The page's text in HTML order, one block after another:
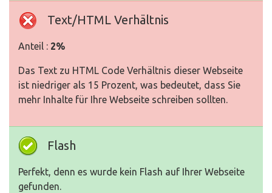
Text/HTML Verhältnis
Anteil : 2%
Das Text zu HTML Code Verhältnis dieser Webseite
ist niedriger als 15 Prozent, was bedeutet, dass Sie
mehr Inhalte für Ihre Webseite schreiben sollten.
Flash
Perfekt, denn es wurde kein Flash auf Ihrer Webseite
gefunden.